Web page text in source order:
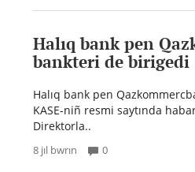
Halıq bank pen
bankteri de birigedi
Halıq bank pen
KASE-niñ resmi saytında
Direktorla..
8 jıl bwrın 0